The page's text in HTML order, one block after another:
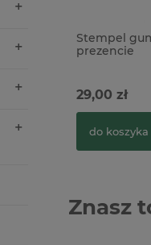
Stempel
prezencie
29,00 zł
do koszyka
Znasz